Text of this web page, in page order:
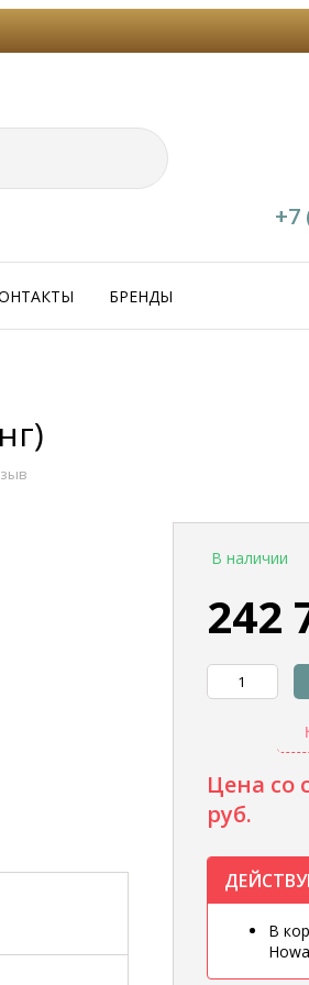
+7
БРЕНДЫ
В наличии
242
Цена со
руб.
В